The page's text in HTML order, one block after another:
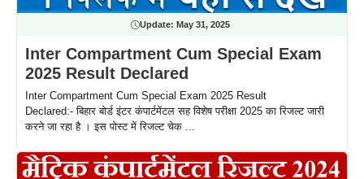
Update: May 31, 2025
Inter Compartment Cum Special Exam
2025 Result Declared
Inter Compartment Cum Special Exam 2025 Result
Declared:- बिहार बोर्ड इंटर कंपार्टमेंटल सह विशेष परीक्षा 2025 का रिजल्ट जारी
करने जा रहा है । इस पोस्ट में रिजल्ट चेक ...